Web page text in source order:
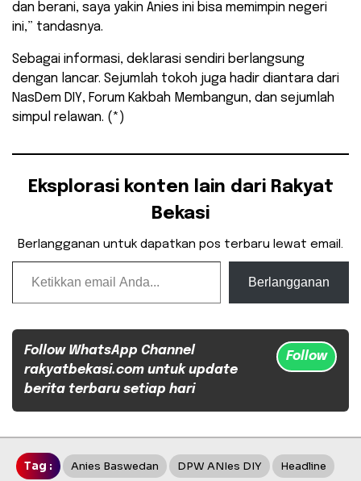
dan berani, saya yakin Anies ini bisa memimpin negeri
ini,” tandasnya.
Sebagai informasi, deklarasi sendiri berlangsung
dengan lancar. Sejumlah tokoh juga hadir diantara dari
NasDem DIY, Forum Kakbah Membangun, dan sejumlah
simpul relawan. (*)
Eksplorasi konten lain dari Rakyat
Bekasi
Berlangganan untuk dapatkan pos terbaru lewat email.
Ketikkan email Anda...
Berlangganan
Follow WhatsApp Channel
rakyatbekasi.com untuk update
berita terbaru setiap hari
Follow
Tag : Anies Baswedan DPW ANIes DIY Headline